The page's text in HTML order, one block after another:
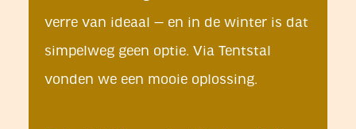
verre van ideaal — en in de winter is dat
simpelweg geen optie. Via Tentstal
vonden we een mooie oplossing.